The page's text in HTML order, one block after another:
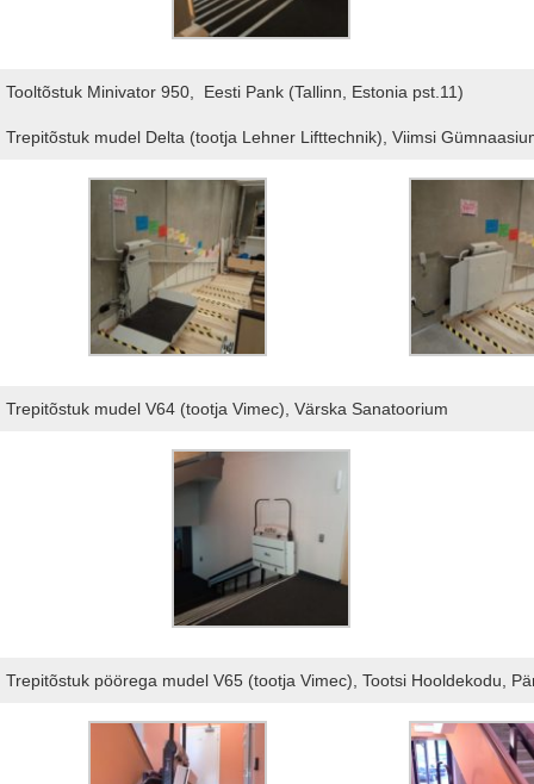
Tooltõstuk Minivator 950, Eesti Pank (Tallinn, Estonia pst.11)
Trepitõstuk mudel Delta (tootja Lehner Lifttechnik), Viimsi
Trepitõstuk mudel V64 (tootja Vimec), Värska Sanatoorium
Trepitõstuk pöörega mudel V65 (tootja Vimec), Tootsi Hooldekodu,